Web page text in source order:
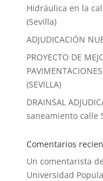
Hidráulica en la
(Sevilla)
ADJUDICACIÓN
PROYECTO DE
(SEVILLA)
DRAINSAL
saneamiento calle
Comentarios
Un comentarista
Universidad